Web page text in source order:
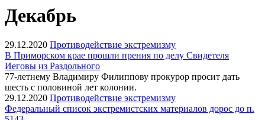
Декабрь
29.12.2020 Противодействие экстремизму
В Приморском крае прошли прения по делу Свидетеля
Иеговы из Раздольного
77-летнему Владимиру Филиппову прокурор просит дать
шесть с половиной лет колонии.
29.12.2020 Противодействие экстремизму
Федеральный список экстремистских материалов дорос до п.